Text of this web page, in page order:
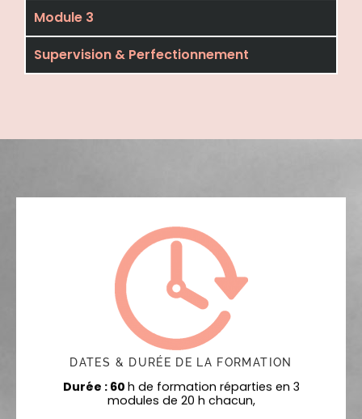
Module 3
Supervision & Perfectionnement
DATES & DURÉE DE LA FORMATION
Durée : 60 h de formation réparties en 3
modules de 20 h chacun,